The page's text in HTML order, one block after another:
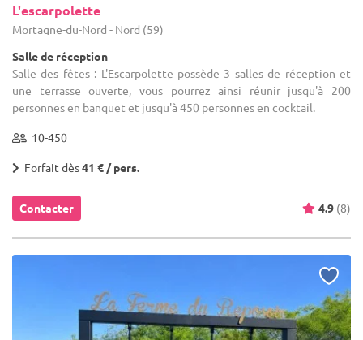
L'escarpolette
Mortagne-du-Nord - Nord (59)
Salle de réception
Salle des fêtes : L'Escarpolette possède 3 salles de réception et
une terrasse ouverte, vous pourrez ainsi réunir jusqu'à 200
personnes en banquet et jusqu'à 450 personnes en cocktail.
10-450
Forfait dès41 € / pers.
Contacter 4.9 (8)